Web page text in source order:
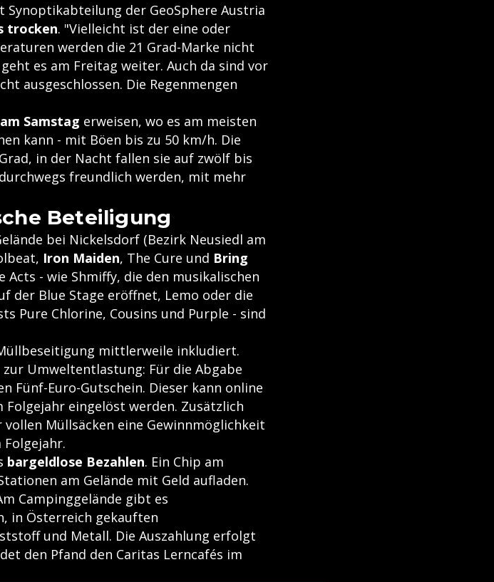
Synoptikabteilung der GeoSphere Austria
trocken. "Vielleicht ist der eine oder
werden die 21 Grad-Marke nicht
es am Freitag weiter. Auch da sind vor
ausgeschlossen. Die Regenmengen
Samstag erweisen, wo es am meisten
kann - mit Böen bis zu 50 km/h. Die
in der Nacht fallen sie auf zwölf bis
freundlich werden, mit mehr
Beteiligung
bei Nickelsdorf (Bezirk Neusiedl am
Iron Maiden, The Cure und Bring
Acts - wie Shmiffy, die den musikalischen
der Blue Stage eröffnet, Lemo oder die
Pure Chlorine, Cousins und Purple - sind
mittlerweile inkludiert.
Umweltentlastung: Für die Abgabe
Fünf-Euro-Gutschein. Dieser kann online
eingelöst werden. Zusätzlich
Müllsäcken eine Gewinnmöglichkeit
bargeldlose Bezahlen. Ein Chip am
am Gelände mit Geld aufladen.
Campinggelände gibt es
in Österreich gekauften
und Metall. Die Auszahlung erfolgt
den Pfand den Caritas Lerncafés im